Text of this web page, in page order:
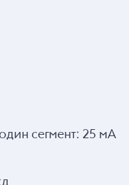
сегмент: 25 мА